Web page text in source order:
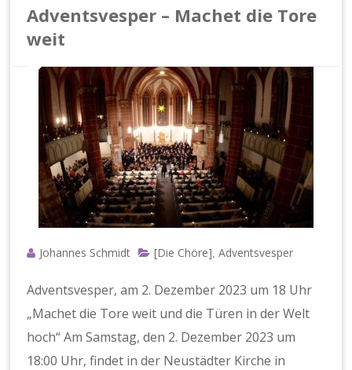
g
e
Adventsvesper – Machet die Tore
weit
Johannes Schmidt [Die Chöre] Adventsvesper
Adventsvesper, am 2. Dezember 2023 um 18 Uhr
„Machet die Tore weit und die Türen in der Welt
hoch“ Am Samstag, den 2. Dezember 2023 um
18:00 Uhr, findet in der Neustädter Kirche in